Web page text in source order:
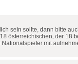
sein sollte, dann bitte
österreichischen, der 18
mit